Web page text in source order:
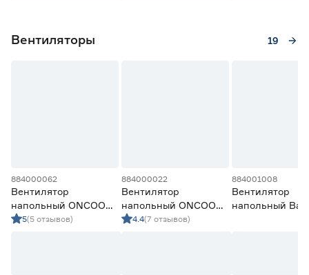
Вентиляторы 19
884000062
Вентилятор
напольный ONCOOL
37 Вт 24 см
5(5 отзывов)
884000022
Вентилятор
напольный ONCOOL
40 Вт устойчивый с
4.4(7 отзывов)
884001008
Вентилятор
напольный